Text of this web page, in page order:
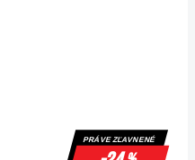
PRÁVE ZĽAVNENÉ